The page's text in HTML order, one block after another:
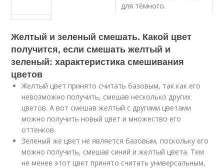
для тёмного.
Желтый и зеленый смешать. Какой цвет
получится, если смешать желтый и
зеленый: характеристика смешивания
цветов
Желтый цвет принято считать базовым, так как его
невозможно получить, смешав несколько других
цветов. А вот смешав желтый с другими цветами
можно получить новый цвет и множество его
оттенков.
Зеленый же цвет не является базовым, поскольку его
можно получить, смешав синий и желтый цвета. Тем
не менее этот цвет принято считать универсальным,